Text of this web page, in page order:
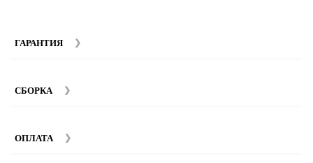
ГАРАНТИЯ
составляет 12 месяцев с момента покупки при
СБОРКА
Стоимость сборки зависит от количества и моделей
ОПЛАТА